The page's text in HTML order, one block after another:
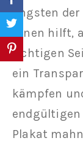
Ängsten
ihnen hilft,
richtigen
ein
kämpfen
endgültigen
Plakat